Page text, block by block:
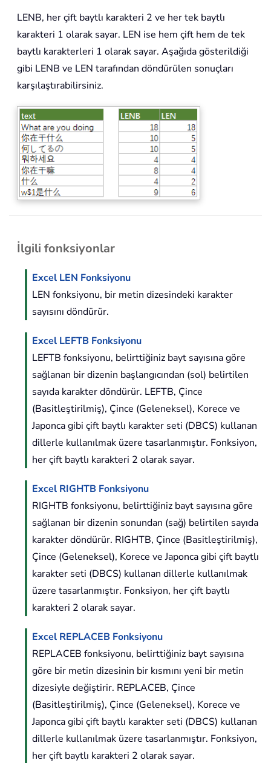
LENB, her çift baytlı karakteri 2 ve her tek baytlı
karakteri 1 olarak sayar. LEN ise hem çift hem de tek
baytlı karakterleri 1 olarak sayar. Aşağıda gösterildiği
gibi LENB ve LEN tarafından döndürülen sonuçları
karşılaştırabilirsiniz.
İlgili fonksiyonlar
Excel LEN Fonksiyonu
LEN fonksiyonu, bir metin dizesindeki karakter
sayısını döndürür.
Excel LEFTB Fonksiyonu
LEFTB fonksiyonu, belirttiğiniz bayt sayısına göre
sağlanan bir dizenin başlangıcından (sol) belirtilen
sayıda karakter döndürür. LEFTB, Çince
(Basitleştirilmiş), Çince (Geleneksel), Korece ve
Japonca gibi çift baytlı karakter seti (DBCS) kullanan
dillerle kullanılmak üzere tasarlanmıştır. Fonksiyon,
her çift baytlı karakteri 2 olarak sayar.
Excel RIGHTB Fonksiyonu
RIGHTB fonksiyonu, belirttiğiniz bayt sayısına göre
sağlanan bir dizenin sonundan (sağ) belirtilen sayıda
karakter döndürür. RIGHTB, Çince (Basitleştirilmiş),
Çince (Geleneksel), Korece ve Japonca gibi çift baytlı
karakter seti (DBCS) kullanan dillerle kullanılmak
üzere tasarlanmıştır. Fonksiyon, her çift baytlı
karakteri 2 olarak sayar.
Excel REPLACEB Fonksiyonu
REPLACEB fonksiyonu, belirttiğiniz bayt sayısına
göre bir metin dizesinin bir kısmını yeni bir metin
dizesiyle değiştirir. REPLACEB, Çince
(Basitleştirilmiş), Çince (Geleneksel), Korece ve
Japonca gibi çift baytlı karakter seti (DBCS) kullanan
dillerle kullanılmak üzere tasarlanmıştır. Fonksiyon,
her çift baytlı karakteri 2 olarak sayar.